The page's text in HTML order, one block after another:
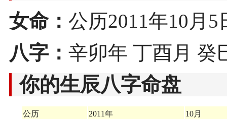
女命： 公历2011年10月5
八字： 辛卯年 丁酉月 癸
你的生辰八字命盘
公历 2011年
10月